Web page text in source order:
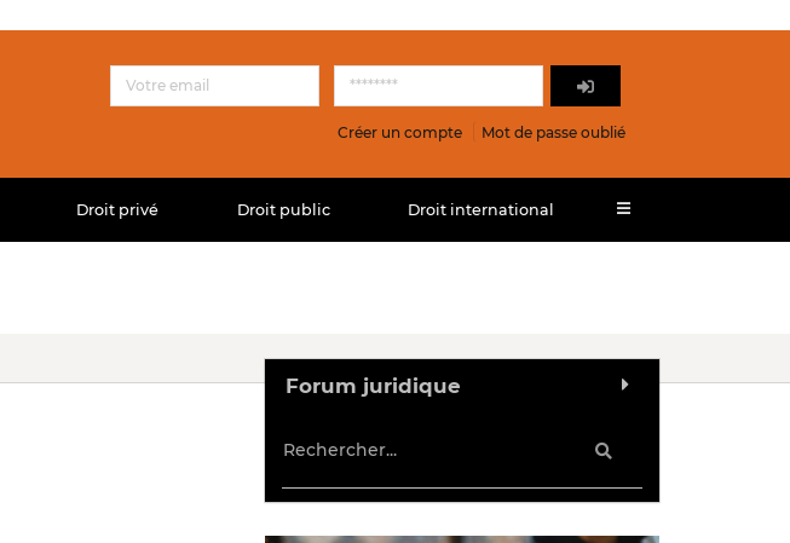
Créer un compte Mot de passe oublié
Droit privé Droit public Droit international
Forum juridique